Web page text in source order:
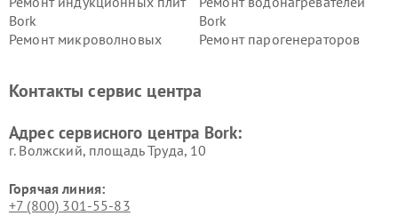
Bork
Bork
Ремонт микроволновых
Ремонт парогенераторов
воздуха Bork
Bork
Bork
Контакты сервис центра
Адрес сервисного центра Bork:
г. Волжский, площадь Труда, 10
Горячая линия:
+7 (800) 301-55-83